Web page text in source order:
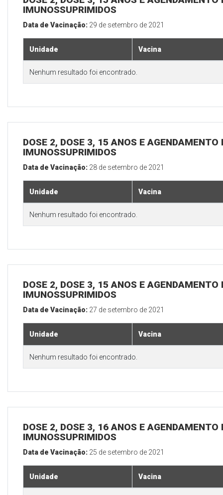
IMUNOSSUPRIMIDOS
Data de Vacinação: 29 de setembro de 2021
Unidade Vacina
Nenhum resultado foi encontrado.
DOSE 2, DOSE 3, 15 ANOS E
IMUNOSSUPRIMIDOS
Data de Vacinação: 28 de setembro de 2021
Unidade Vacina
Nenhum resultado foi encontrado.
DOSE 2, DOSE 3, 15 ANOS E
IMUNOSSUPRIMIDOS
Data de Vacinação: 27 de setembro de 2021
Unidade Vacina
Nenhum resultado foi encontrado.
DOSE 2, DOSE 3, 16 ANOS E
IMUNOSSUPRIMIDOS
Data de Vacinação: 25 de setembro de 2021
Unidade Vacina